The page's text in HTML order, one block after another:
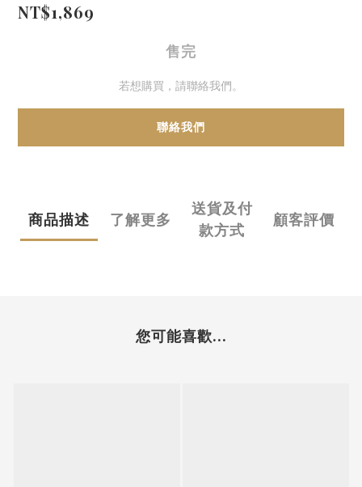
NT$1,869
售完
若想購買，請聯絡我們。
聯絡我們
商品描述 了解更多
送貨及付
款方式
顧客評價
您可能喜歡...